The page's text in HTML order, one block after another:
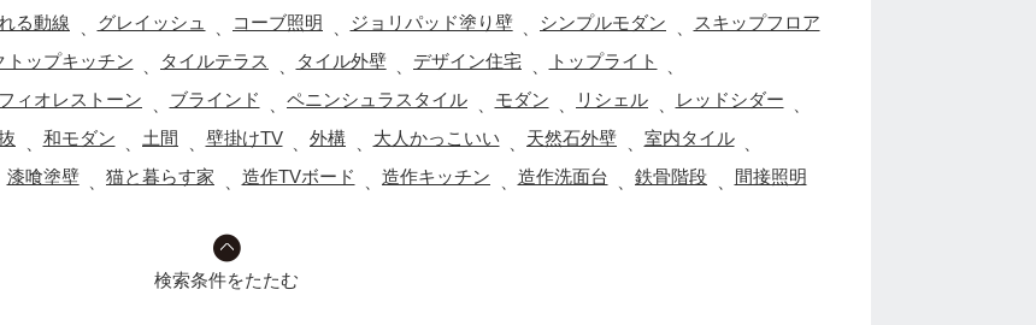
る動線 、グレイッシュ コーブ照明 、ジョリパッド塗り壁 シンプルモダン 、スキップフロア
トップキッチン タイルテラス 、タイル外壁 デザイン住宅 、 トップライト
フィオレストーン 、ブラインド ペニンシュラスタイル 、モダン リシェル 、レッドシダー
、和モダン 土間 、壁掛けTV 外構 、大人かっこいい 天然石外壁 、室内タイル
、漆喰塗壁 猫と暮らす家 、造作TVボード 造作キッチン 、造作洗面台 鉄骨階段 、間接照明
検索条件をたたむ